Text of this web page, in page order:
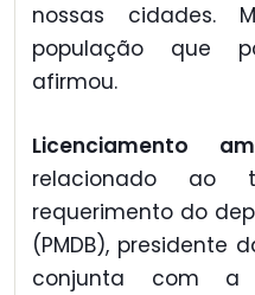
nossas cidades.
população que
afirmou.
Licenciamento
relacionado ao
requerimento do
(PMDB), presidente
conjunta com a